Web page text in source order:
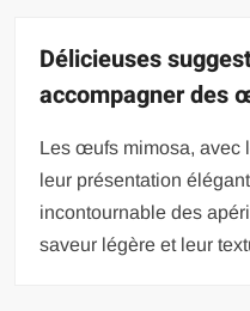
Délicieuses
accompagner des
Les œufs mimosa, avec
leur présentation
incontournable des
saveur légère et leur